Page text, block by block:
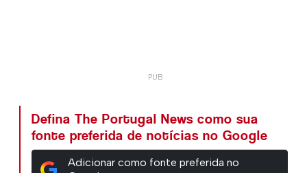
Defina The Portugal News como sua
fonte preferida de notícias no Google
Adicionar como fonte preferida no